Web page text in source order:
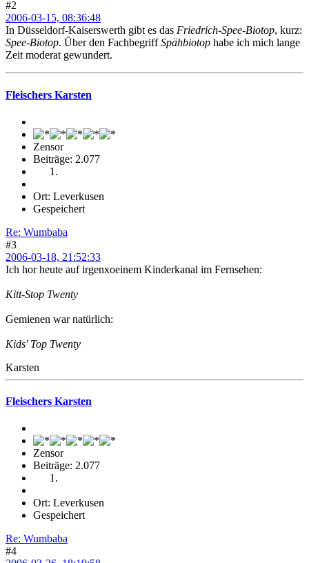
#2
2006-03-15, 08:36:48
In Düsseldorf-Kaiserswerth gibt es das Friedrich-Spee-Biotop, kurz:
Spee-Biotop. Über den FachbegriffSpähbiotop habe ich mich lange
Zeit moderat gewundert.
Fleischers Karsten
Zensor
Beiträge: 2.077
Ort: Leverkusen
Gespeichert
Re: Wumbaba
#3
2006-03-18, 21:52:33
Ich hor heute auf irgenxoeinem Kinderkanal im Fernsehen:
Kitt-Stop Twenty
Gemienen war natürlich:
Kids' Top Twenty
Karsten
Fleischers Karsten
Zensor
Beiträge: 2.077
Ort: Leverkusen
Gespeichert
Re: Wumbaba
#4